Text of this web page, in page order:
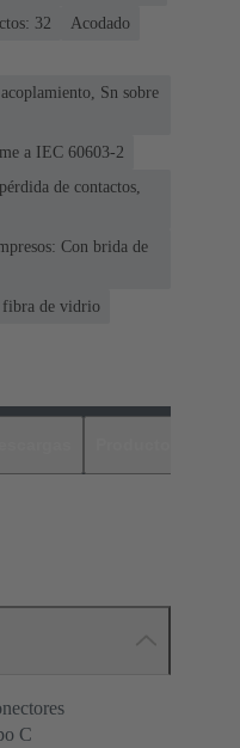
32
Acodado
Sn sobre
a IEC 60603-2
de contactos,
Con brida de
fibra de vidrio
C